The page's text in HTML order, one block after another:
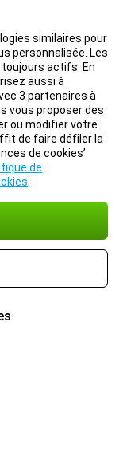
similaires pour
personnalisée. Les
actifs. En
aussi à
3 partenaires à
vous proposer des
ou modifier votre
de faire défiler la
de cookies’
de